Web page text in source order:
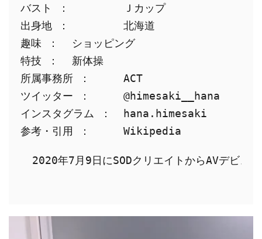
バスト ：	Ｊカップ
出身地 ：	北海道
趣味 ：	ショッピング
特技 ：	新体操
所属事務所 ：	ACT
ツイッター ：	@himesaki__hana
インスタグラム ：	hana.himesaki
参考・引用 ：	Wikipedia
2020年7月9日にSODクリエイトからAVデビュ